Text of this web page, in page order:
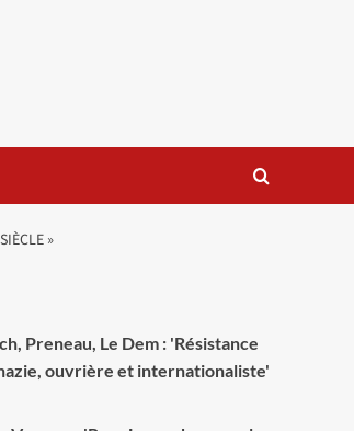
»
Preneau, Le Dem : 'Résistance
ouvrière et internationaliste'